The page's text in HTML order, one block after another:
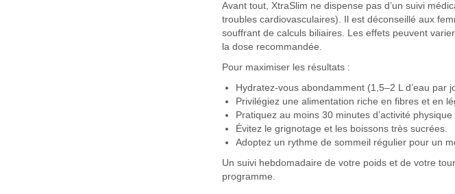
Avant tout, XtraSlim ne dispense pas d’un suivi
troubles cardiovasculaires). Il est déconseillé aux
souffrant de calculs biliaires. Les effets peuvent
la dose recommandée.
Pour maximiser les résultats :
Hydratez-vous abondamment (1,5–2 L d’eau par
Privilégiez une alimentation riche en fibres et en
Pratiquez au moins 30 minutes d’activité
Évitez le grignotage et les boissons très sucrées.
Adoptez un rythme de sommeil régulier pour un
Un suivi hebdomadaire de votre poids et de votre
programme.